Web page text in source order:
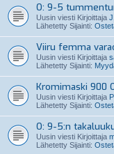
O: 9-5
Uusin viesti Kirjoittaja
Lähetetty Sijainti:
Viiru femma
Uusin viesti Kirjoittaja
Lähetetty Sijainti:
Kromimaski 900
Uusin viesti Kirjoittaja
Lähetetty Sijainti:
O: 9-5:n
Uusin viesti Kirjoittaja
Lähetetty Sijainti: